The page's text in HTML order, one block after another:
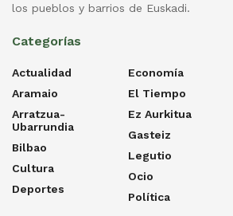
los pueblos y barrios de Euskadi.
Categorías
Actualidad
Aramaio
Arratzua-
Ubarrundia
Bilbao
Cultura
Deportes
Economía
El Tiempo
Ez Aurkitua
Gasteiz
Legutio
Ocio
Política